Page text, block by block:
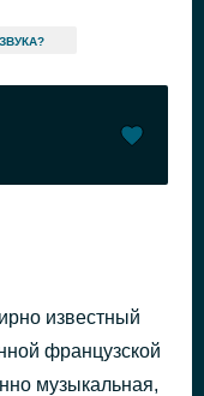
известный
французской
музыкальная,